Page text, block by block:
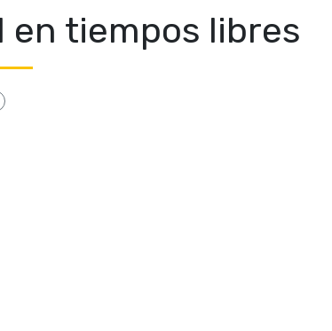
en tiempos libres